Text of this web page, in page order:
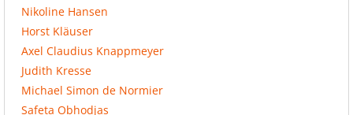
Nikoline Hansen
Horst Kläuser
Axel Claudius Knappmeyer
Judith Kresse
Michael Simon de Normier
Safeta Obhodjas